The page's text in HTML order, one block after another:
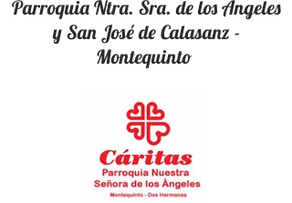
Parroquia Ntra. Sra. de los Ángeles
y San José de Calasanz -
Montequinto